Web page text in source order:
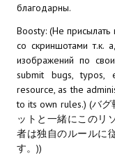
благодарны.
Boosty: (Не присылать
со скриншотами т.к.
изображений по
submit bugs, typos,
resource, as the
to its own rules.) (バ
ットと一緒にこのリ
者は独自のルールに
す。))